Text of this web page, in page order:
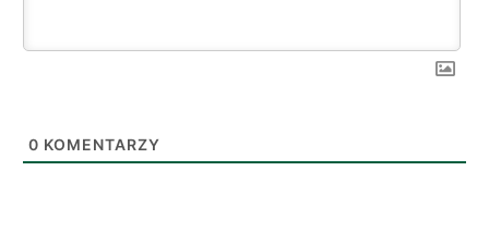
0 KOMENTARZY